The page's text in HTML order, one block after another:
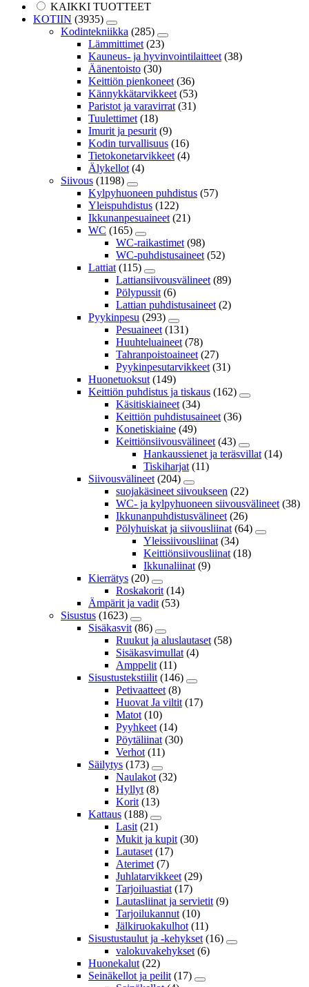
KAIKKI TUOTTEET
KOTIIN (3935)
Kodintekniikka (285)
Lämmittimet (23)
Kauneus- ja hyvinvointilaitteet (38)
Äänentoisto (30)
Keittiön pienkoneet (36)
Kännykkätarvikkeet (53)
Paristot ja varavirrat (31)
Tuulettimet (18)
Imurit ja pesurit (9)
Kodin turvallisuus (16)
Tietokonetarvikkeet (4)
Älykellot (4)
Siivous (1198)
Kylpyhuoneen puhdistus (57)
Yleispuhdistus (122)
Ikkunanpesuaineet (21)
WC (165)
WC-raikastimet (98)
WC-puhdistusaineet (52)
Lattiat (115)
Lattiansiivousvälineet (89)
Pölypussit (6)
Lattian puhdistusaineet (2)
Pyykinpesu (293)
Pesuaineet (131)
Huuhteluaineet (78)
Tahranpoistoaineet (27)
Pyykinpesutarvikkeet (31)
Huonetuoksut (149)
Keittiön puhdistus ja tiskaus (162)
Käsitiskiaineet (34)
Keittiön puhdistusaineet (36)
Konetiskiaine (49)
Keittiönsiivousvälineet (43)
Hankaussienet ja teräsvillat (14)
Tiskiharjat (11)
Siivousvälineet (204)
suojakäsineet siivoukseen (22)
WC- ja kylpyhuoneen siivousvälineet (38)
Ikkunanpuhdistusvälineet (26)
Pölyhuiskat ja siivousliinat (64)
Yleissiivousliinat (34)
Keittiönsiivousliinat (18)
Ikkunaliinat (9)
Kierrätys (20)
Roskakorit (14)
Ämpärit ja vadit (53)
Sisustus (1623)
Sisäkasvit (86)
Ruukut ja aluslautaset (58)
Sisäkasvimullat (4)
Amppelit (11)
Sisustustekstiilit (146)
Petivaatteet (8)
Huovat Ja viltit (17)
Matot (10)
Pyyhkeet (14)
Pöytäliinat (30)
Verhot (11)
Säilytys (173)
Naulakot (32)
Hyllyt (8)
Korit (13)
Kattaus (188)
Lasit (21)
Mukit ja kupit (30)
Lautaset (17)
Aterimet (7)
Juhlatarvikkeet (29)
Tarjoiluastiat (17)
Lautasliinat ja servietit (9)
Tarjoilukannut (10)
Jälkiruokakulhot (11)
Sisustustaulut ja -kehykset (16)
valokuvakehykset (6)
Huonekalut (22)
Seinäkellot ja peilit (17)